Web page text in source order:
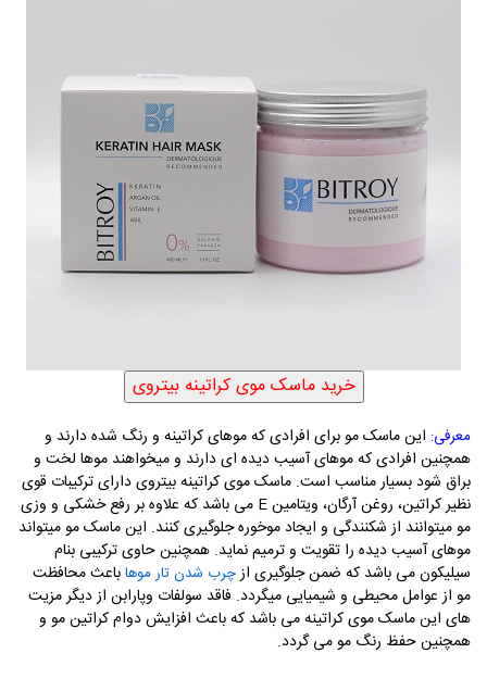
معرفی: این ماسک مو برای افرادی که موهای کراتینه و رنگ شده دارند و
همچنین افرادی که موهای آسیب دیده ای دارند و میخواهند موها لخت و
براق شود بسیار مناسب است. ماسک موی کراتینه بیتروی دارای ترکیبات قوی
نظیر کراتین، روغن آرگان، ویتامین E می باشد که علاوه بر رفع خشکی و وزی
مو میتوانند از شکنندگی و ایجاد موخوره جلوگیری کنند. این ماسک مو میتواند
موهای آسیب دیده را تقویت و ترمیم نماید. همچنین حاوی ترکیبی بنام
سیلیکون می باشد که ضمن جلوگیری ازچرب شدن تار موهاباعث محافظت
مو از عوامل محیطی و شیمیایی میگردد. فاقد سولفات وپارابن از دیگر مزیت
های این ماسک موی کراتینه می باشد که باعث افزایش دوام کراتین مو و
همچنین حفظ رنگ مو می گردد.